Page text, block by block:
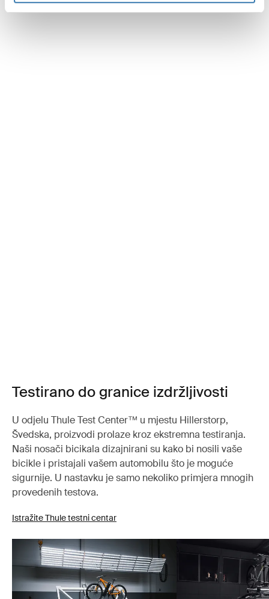
Testirano do granice izdržljivosti
U odjelu Thule Test Center™ u mjestu Hillerstorp,
Švedska, proizvodi prolaze kroz ekstremna testiranja.
Naši nosači bicikala dizajnirani su kako bi nosili vaše
bicikle i pristajali vašem automobilu što je moguće
sigurnije. U nastavku je samo nekoliko primjera mnogih
provedenih testova.
Istražite Thule testni centar